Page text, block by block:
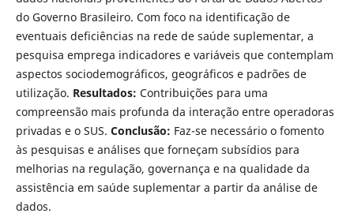
do Governo Brasileiro. Com foco na identificação de
eventuais deficiências na rede de saúde suplementar, a
pesquisa emprega indicadores e variáveis que contemplam
aspectos sociodemográficos, geográficos e padrões de
utilização. Resultados: Contribuições para uma
compreensão mais profunda da interação entre operadoras
privadas e o SUS. Conclusão: Faz-se necessário o fomento
às pesquisas e análises que forneçam subsídios para
melhorias na regulação, governança e na qualidade da
assistência em saúde suplementar a partir da análise de
dados.